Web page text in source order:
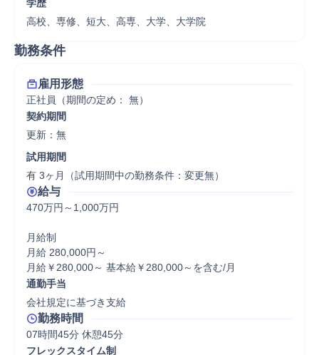
学歴
高校、専修、短大、高専、大学、大学院
勤務条件
雇用形態
正社員（期間の定め： 無）
契約期間
更新：無
試用期間
有 3ヶ月（試用期間中の勤務条件：変更無）
給与
470万円～1,000万円
月給制
月給 280,000円～
月給￥280,000～ 基本給￥280,000～を含む/月
通勤手当
会社規定に基づき支給
勤務時間
07時間45分 休憩45分
フレックスタイム制